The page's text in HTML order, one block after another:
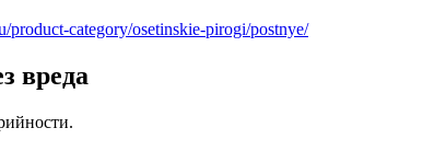
product-category/osetinskie-pirogi/postnye/
вреда